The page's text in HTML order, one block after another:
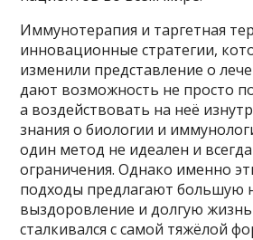
Иммунотерапия и таргетная
инновационные стратегии,
изменили представление о
дают возможность не просто
а воздействовать на неё
знания о биологии и
один метод не идеален и
ограничения. Однако именно
подходы предлагают большую
выздоровление и долгую жизнь
сталкивался с самой тяжёлой